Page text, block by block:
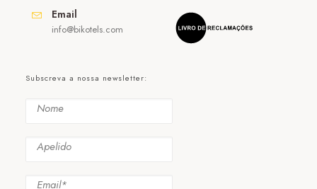
Email
info@bikotels.com
Subscreva a nossa newsletter: